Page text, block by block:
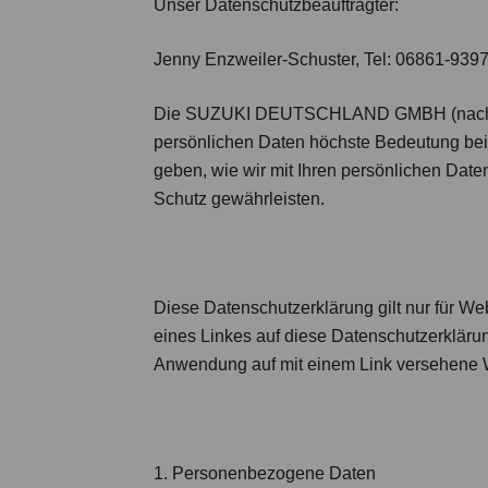
Unser Datenschutzbeauftragter:
Jenny Enzweiler-Schuster, Tel: 06861-
Die SUZUKI DEUTSCHLAND GMBH
persönlichen Daten höchste Bedeutung
geben, wie wir mit Ihren persönlichen
Schutz gewährleisten.
Diese Datenschutzerklärung gilt nur für
eines Linkes auf diese
Anwendung auf mit einem Link versehene
1. Personenbezogene Daten